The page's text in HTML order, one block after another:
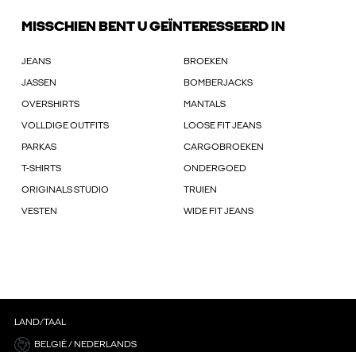
MISSCHIEN BENT U GEÏNTERESSEERD IN
JEANS BROEKEN
JASSEN BOMBERJACKS
OVERSHIRTS MANTALS
VOLLDIGE OUTFITS LOOSE FIT JEANS
PARKAS CARGOBROEKEN
T-SHIRTS ONDERGOED
ORIGINALS STUDIO TRUIEN
VESTEN WIDE FIT JEANS
LAND/TAAL
BELGIË / NEDERLANDS